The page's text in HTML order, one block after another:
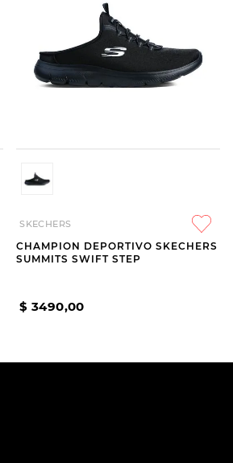
SKECHERS
CHAMPION DEPORTIVO SKECHERS
SUMMITS SWIFT STEP
$ 3490,00